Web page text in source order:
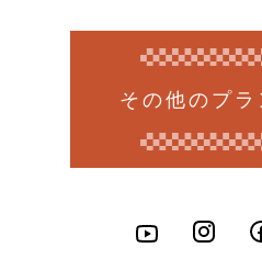
その他のプラ